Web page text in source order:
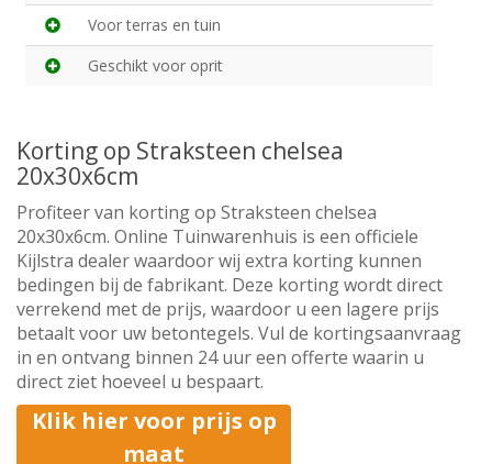
Voor terras en tuin
Geschikt voor oprit
Korting op Straksteen chelsea
20x30x6cm
Profiteer van korting op Straksteen chelsea
20x30x6cm. Online Tuinwarenhuis is een officiele
Kijlstra dealer waardoor wij extra korting kunnen
bedingen bij de fabrikant. Deze korting wordt direct
verrekend met de prijs, waardoor u een lagere prijs
betaalt voor uw betontegels. Vul de kortingsaanvraag
in en ontvang binnen 24 uur een offerte waarin u
direct ziet hoeveel u bespaart.
Klik hier voor prijs op
maat